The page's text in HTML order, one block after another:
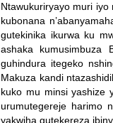
Ntawukuriryayo muri
kubonana
gutekinika ikurwa ku
ashaka kumusimbuza
guhindura itegeko
Makuza kandi
kuko mu minsi yashize
urumutegereje harimo
yakwiha gutekereza